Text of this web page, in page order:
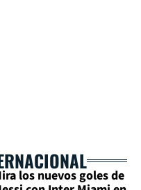
los nuevos goles de